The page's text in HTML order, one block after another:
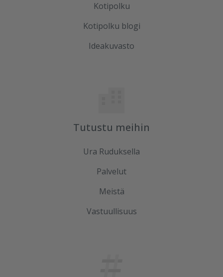
Kotipolku
Kotipolku blogi
Ideakuvasto
Tutustu meihin
Ura Ruduksella
Palvelut
Meistä
Vastuullisuus